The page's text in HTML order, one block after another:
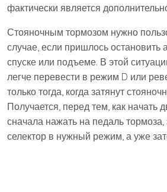
фактически является
Стояночным тормозом нужно
случае, если пришлось остановить
спуске или подъеме. В этой
легче перевести в режим D или
только тогда, когда затянут
Получается, перед тем, как начать
сначала нажать на педаль тормоза,
селектор в нужный режим, а уже